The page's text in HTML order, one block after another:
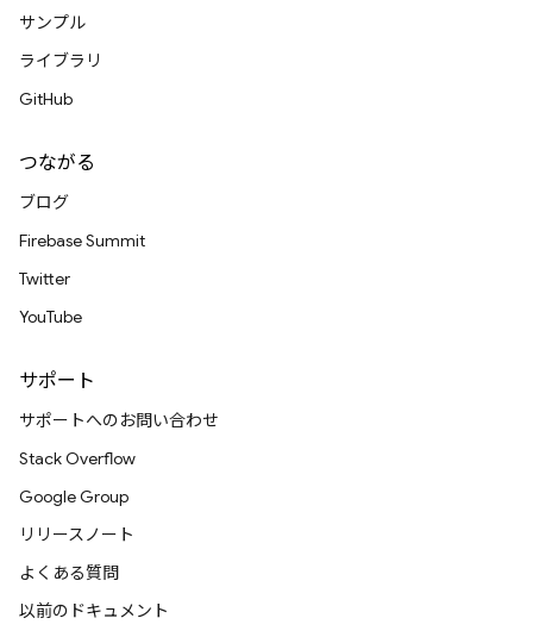
サンプル
ライブラリ
GitHub
つながる
ブログ
Firebase Summit
Twitter
YouTube
サポート
サポートへのお問い合わせ
Stack Overflow
Google Group
リリースノート
よくある質問
以前のドキュメント